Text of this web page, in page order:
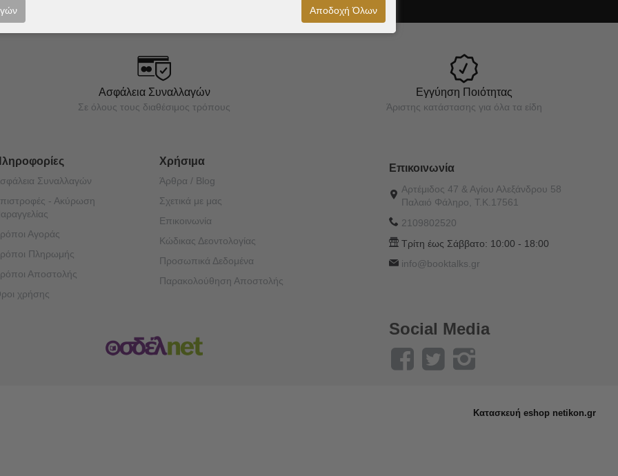
Ασφάλεια Συναλλαγών
Σε όλους τους διαθέσιμος τρόπους
Εγγύηση Ποιότητας
Άριστης κατάστασης για όλα τα είδη
Συναλλαγών
- Ακύρωση
Αγοράς
Πληρωμής
Αποστολής
χρήσης
Χρήσιμα
Άρθρα / Blog
Σχετικά με μας
Επικοινωνία
Κώδικας Δεοντολογίας
Προσωπικά Δεδομένα
Παρακολούθηση Αποστολής
Επικοινωνία
Αρτέμιδος 47 & Αγίου Αλεξάνδρου 58
Παλαιό Φάληρο, Τ.Κ.17561
2109802520
Τρίτη έως Σάββατο: 10:00 - 18:00
info@booktalks.gr
Social Media
Κατασκευή eshop netikon.gr
Αποδοχή Όλων